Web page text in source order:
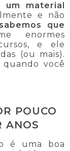
material
e não
que
enormes
e ele
(ou mais).
você
POUCO
ANOS
é uma boa